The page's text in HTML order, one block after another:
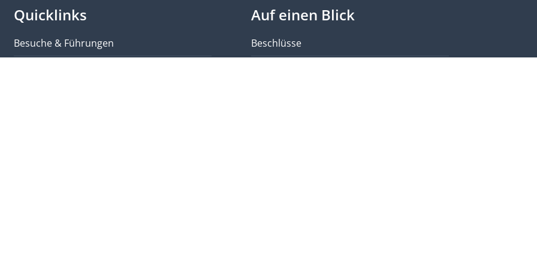
Quicklinks
Besuche & Führungen
Auf einen Blick
Beschlüsse